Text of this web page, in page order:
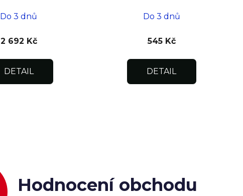
Do 3 dnů
2 692 Kč
DETAIL
Do 3 dnů
545 Kč
DETAIL
Hodnocení obchodu